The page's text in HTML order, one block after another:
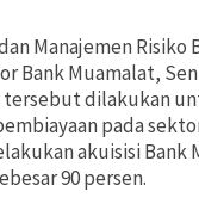
Manajemen Risiko
Bank Muamalat,
tersebut dilakukan
pada
akuisisi Bank
90 persen.